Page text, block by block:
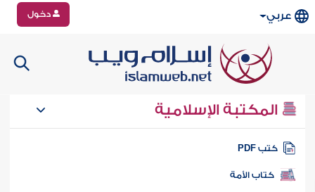
عربي دخول
المكتبة الإسلامية
كتب PDF